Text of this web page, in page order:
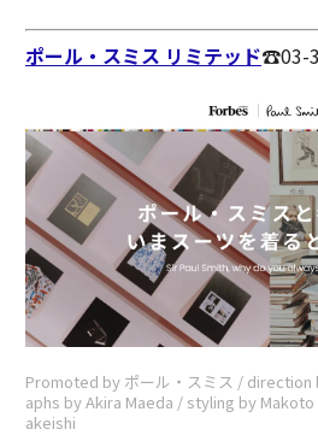
ポール・スミス リミテッド☎︎03-
Promoted by ポール・スミス /
aphs by Akira Maeda / styling by
akeishi